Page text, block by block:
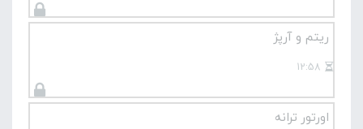
ریتم و آرپژ
12:58
اورتور ترانه